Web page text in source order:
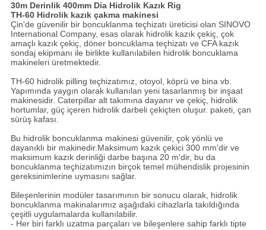
30m Derinlik 400mm Dia Hidrolik Kazık Rig
TH-60 Hidrolik kazık çakma makinesi
Çin'de güvenilir bir boncuklanma teçhizatı üreticisi olan SINOVO
International Company, esas olarak hidrolik kazık çekiç, çok
amaçlı kazık çekiç, döner boncuklama teçhizatı ve CFA kazık
sondaj ekipmanı ile birlikte kullanılabilen hidrolik boncuklama
makineleri üretmektedir.
TH-60 hidrolik pilling teçhizatımız, otoyol, köprü ve bina vb.
Yapımında yaygın olarak kullanılan yeni tasarlanmış bir inşaat
makinesidir. Caterpillar alt takımına dayanır ve çekiç, hidrolik
hortumlar, güç içeren hidrolik darbeli çekiçten oluşur. paketi, çan
sürüş kafası.
Bu hidrolik boncuklanma makinesi güvenilir, çok yönlü ve
dayanıklı bir makinedir.Maksimum kazık çekici 300 mm'dir ve
maksimum kazık derinliği darbe başına 20 m'dir, bu da
boncuklanma teçhizatımızın birçok temel mühendislik projesinin
gereksinimlerine uymasını sağlar.
Bileşenlerinin modüler tasarımının bir sonucu olarak, hidrolik
boncuklanma makinalarımız aşağıdaki cihazlarla takıldığında
çeşitli uygulamalarda kullanılabilir.
- Her biri farklı uzatma parçaları ve bileşenlere sahip farklı tipte